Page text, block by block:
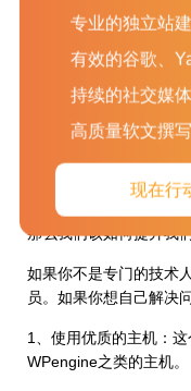
那么我们该如何提升我
如果你不是专门的技术
员。如果你想自己解决
1、使用优质的主机：
WPengine之类的主机。
专业的独立站
有效的谷歌、
持续的社交媒
高质量软文撰
现在行